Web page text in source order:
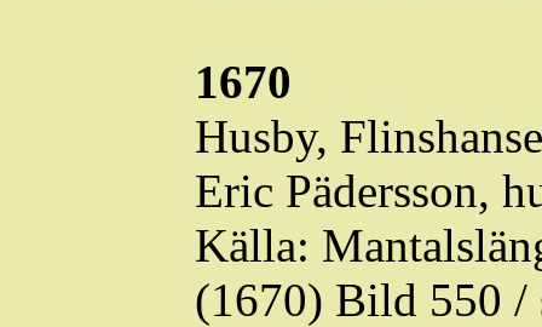
1670
Husby,
Eric Pädersson,
Källa:
(1670) Bild 550